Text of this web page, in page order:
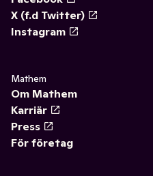
X (f.d Twitter)
Instagram
Mathem
Om Mathem
Karriär
Press
För företag